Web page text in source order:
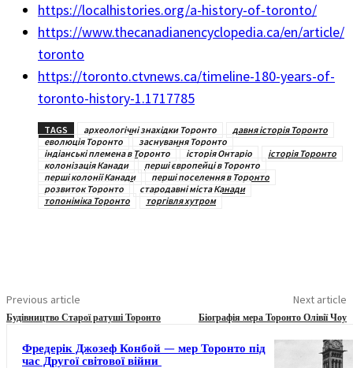
https://localhistories.org/a-history-of-toronto/
https://www.thecanadianencyclopedia.ca/en/article/
toronto
https://toronto.ctvnews.ca/timeline-180-years-of-
toronto-history-1.1717785
TAGS археологічні знахідки Торонто
давня історія Торонто
еволюція Торонто
заснування Торонто
індіанські племена в Торонто
історія Онтаріо
історія Торонто
колонізація Канади
перші європейці в Торонто
перші колонії Канади
перші поселення в Торонто
розвиток Торонто
стародавні міста Канади
топоніміка Торонто
торгівля хутром
Previous article
Будівництво Старої ратуші Торонто
Next article
Біографія мера Торонто Олівії Чоу
Фредерік Джозеф Конбой — мер Торонто під
час Другої світової війни